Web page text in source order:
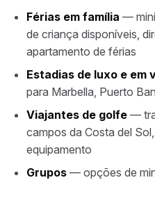
Férias em família —
de criança disponíveis,
apartamento de férias
Estadias de luxo e em
para Marbella, Puerto
Viajantes de golfe —
campos da Costa del
equipamento
Grupos — opções de